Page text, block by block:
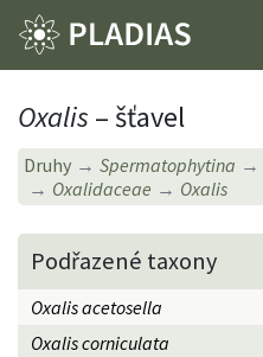
Oxalis – šťavel
Druhy Spermatophytina
Oxalidaceae
Oxalis
Podřazené taxony
Oxalis acetosella
Oxalis corniculata